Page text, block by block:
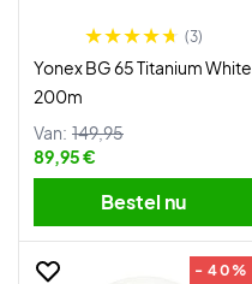
(3)
Yonex BG 65 Titanium White
200m
Van: 149,95
89,95 €
Bestel nu
- 40%